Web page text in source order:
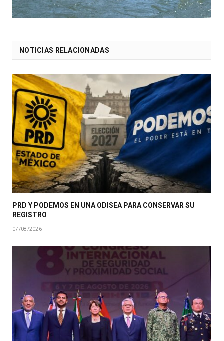
NOTICIAS RELACIONADAS
PRD Y PODEMOS EN UNA ODISEA PARA CONSERVAR SU
REGISTRO
07/08/2026